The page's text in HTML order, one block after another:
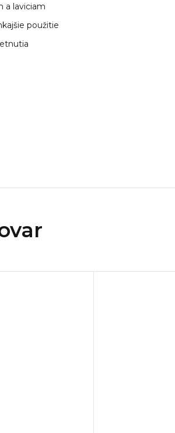
a laviciam
použitie